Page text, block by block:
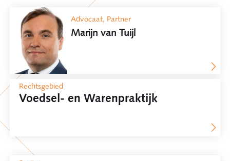
Advocaat, Partner
Marijn van Tuijl
Rechtsgebied
Voedsel- en Warenpraktijk